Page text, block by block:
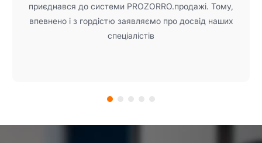
приєднався до системи PROZORRO.продажі. Тому,
впевнено і з гордістю заявляємо про досвід наших
спеціалістів
1